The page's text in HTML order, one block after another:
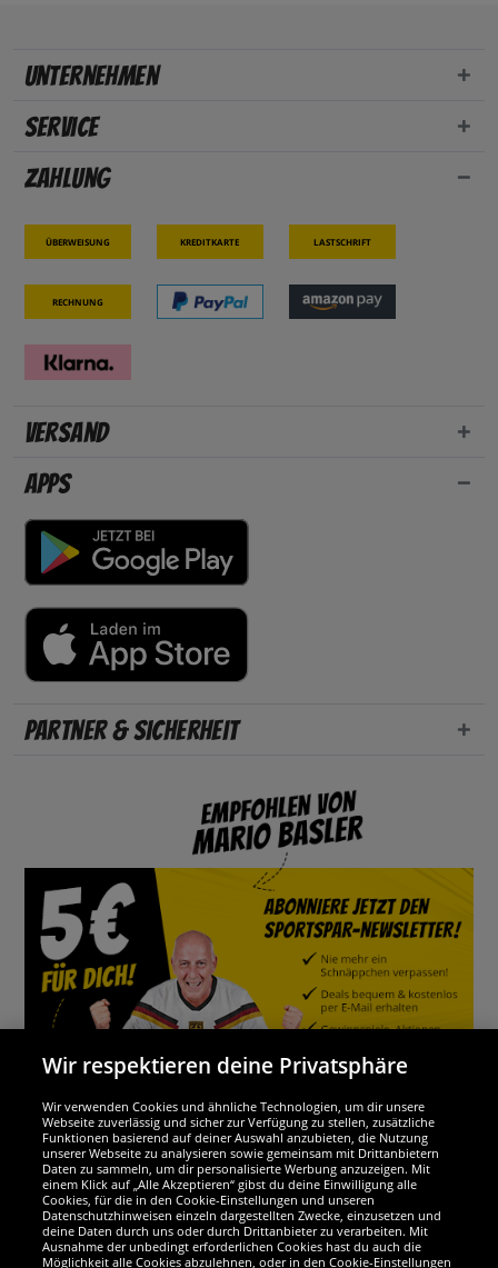
Unternehmen
Service
Zahlung
Überweisung Kreditkarte Lastschrift
Rechnung
Versand
Apps
Partner & Sicherheit
Wir sind ausgezeichnet
Wir respektieren deine Privatsphäre
Wir verwenden Cookies und ähnliche Technologien, um dir unsere
Webseite zuverlässig und sicher zur Verfügung zu stellen, zusätzliche
Funktionen basierend auf deiner Auswahl anzubieten, die Nutzung
unserer Webseite zu analysieren sowie gemeinsam mit Drittanbietern
Daten zu sammeln, um dir personalisierte Werbung anzuzeigen. Mit
einem Klick auf „Alle Akzeptieren“ gibst du deine Einwilligung alle
Cookies, für die in den Cookie-Einstellungen und unseren
Datenschutzhinweisen einzeln dargestellten Zwecke, einzusetzen und
deine Daten durch uns oder durch Drittanbieter zu verarbeiten. Mit
Ausnahme der unbedingt erforderlichen Cookies hast du auch die
Möglichkeit alle Cookies abzulehnen, oder in den Cookie-Einstellungen